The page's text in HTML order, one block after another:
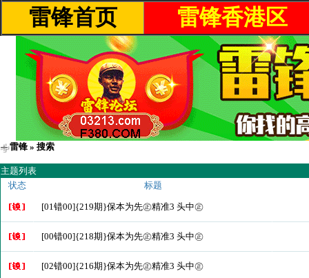
雷锋首页 雷锋香港区
雷锋 » 搜索
主题列表
状态
标题
[01错00]{219期}保本为先㊣精准3 头中㊣
[00错00]{218期}保本为先㊣精准3 头中㊣
[02错00]{216期}保本为先㊣精准3 头中㊣